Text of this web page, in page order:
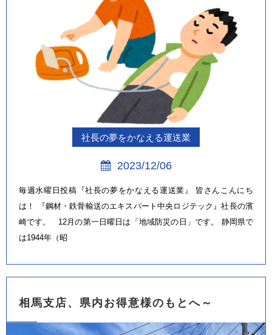
社長の夢をかなえる運送業
2023/12/06
毎週水曜日投稿『社長の夢をかなえる運送業』 皆さんこんにち
は！ 『鋼材・鉄骨輸送のエキスパート中央ロジテック』社長の濱
崎です。 12月の第一日曜日は「地域防災の日」です。 静岡県で
は1944年（昭
相馬支店、県内お得意様のもとへ～